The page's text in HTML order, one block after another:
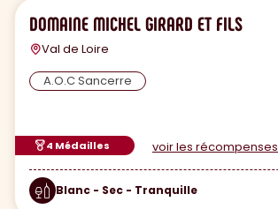
DOMAINE MICHEL GIRARD ET FILS
Val de Loire
A.O.C Sancerre
4 Médailles voir les récompenses
Blanc - Sec - Tranquille